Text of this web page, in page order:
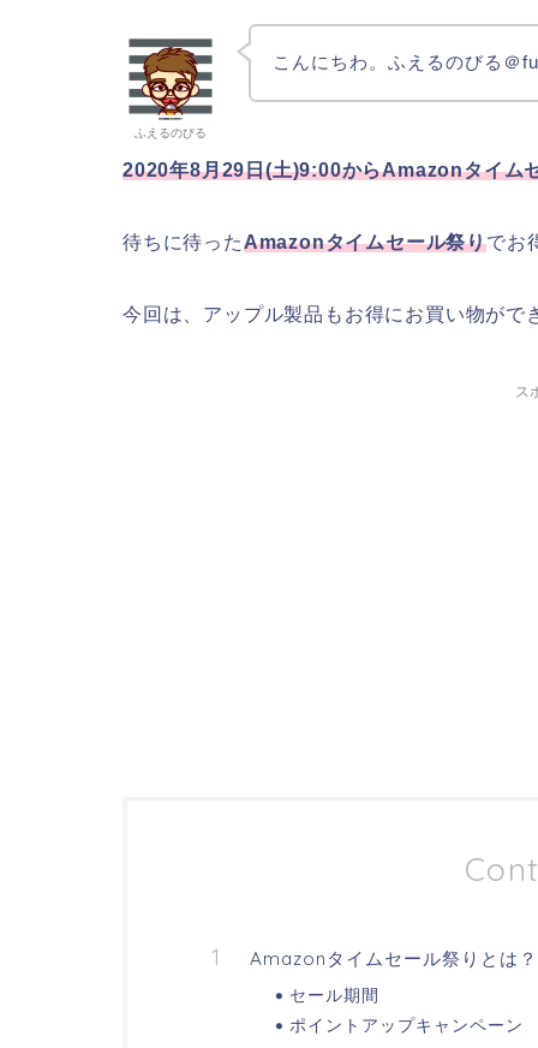
ふえるのびる
こんにちわ。ふえるのびる＠
2020年8月29日(土)9:00からAmazonタイム
待ちに待ったAmazonタイムセール祭りでお
今回は、アップル製品もお得にお買い物がで
ス
Amazonタイムセール祭りとは？
セール期間
ポイントアップキャンペーン